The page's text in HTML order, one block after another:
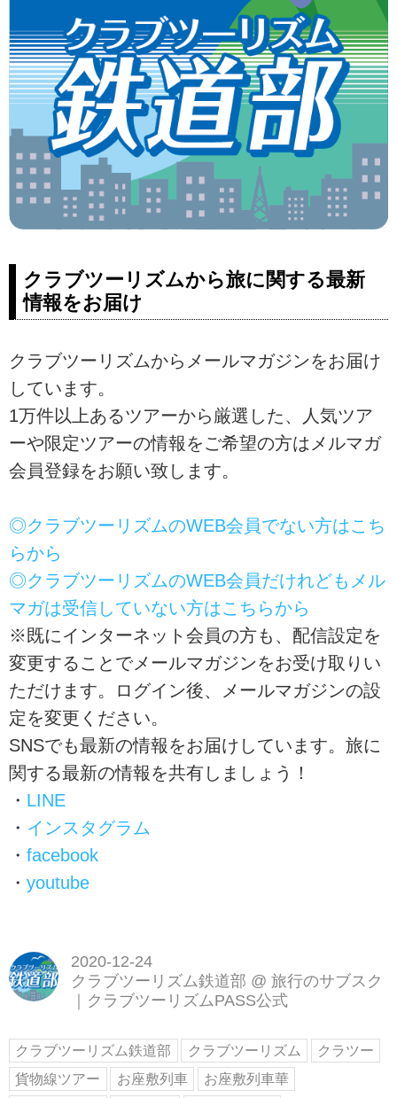
クラブツーリズムから旅に関する最新
情報をお届け
クラブツーリズムからメールマガジンをお届け
しています。
1万件以上あるツアーから厳選した、人気ツア
ーや限定ツアーの情報をご希望の方はメルマガ
会員登録をお願い致します。
◎クラブツーリズムのWEB会員でない方はこち
らから
◎クラブツーリズムのWEB会員だけれどもメル
マガは受信していない方はこちらから
※既にインターネット会員の方も、配信設定を
変更することでメールマガジンをお受け取りい
ただけます。ログイン後、メールマガジンの設
定を変更ください。
SNSでも最新の情報をお届けしています。旅に
関する最新の情報を共有しましょう！
・ LINE
・ インスタグラム
・ facebook
・ youtube
2020-12-24
クラブツーリズム鉄道部 @ 旅行のサブスク
｜クラブツーリズムPASS公式
クラブツーリズム鉄道部 クラブツーリズム
クラツー
貨物線ツアー
お座敷列車
お座敷列車華